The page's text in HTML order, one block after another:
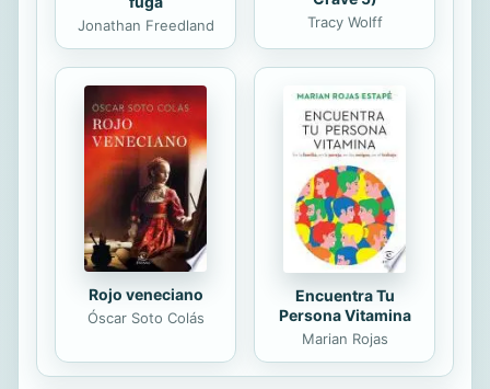
Jonathan Freedland Tracy Wolff
Rojo veneciano
Óscar Soto Colás
Encuentra Tu
Persona Vitamina
Marian Rojas